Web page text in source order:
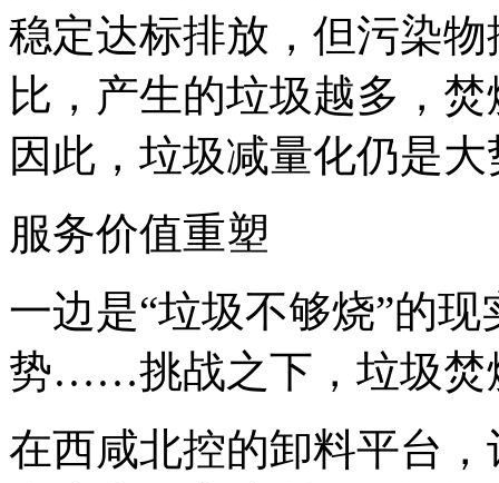
稳定达标排放，但污染
比，产生的垃圾越多，
因此，垃圾减量化仍是
服务价值重塑
一边是“垃圾不够烧”的
势……挑战之下，垃圾焚
在西咸北控的卸料平台